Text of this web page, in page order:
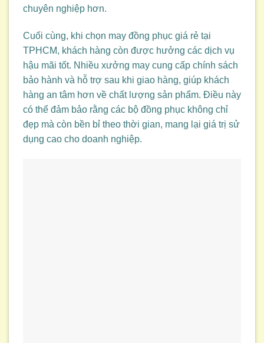
chuyên nghiệp hơn.
Cuối cùng, khi chọn may đồng phục giá rẻ tại
TPHCM, khách hàng còn được hưởng các dịch vụ
hậu mãi tốt. Nhiều xưởng may cung cấp chính sách
bảo hành và hỗ trợ sau khi giao hàng, giúp khách
hàng an tâm hơn về chất lượng sản phẩm. Điều này
có thể đảm bảo rằng các bộ đồng phục không chỉ
đẹp mà còn bền bỉ theo thời gian, mang lại giá trị sử
dụng cao cho doanh nghiệp.